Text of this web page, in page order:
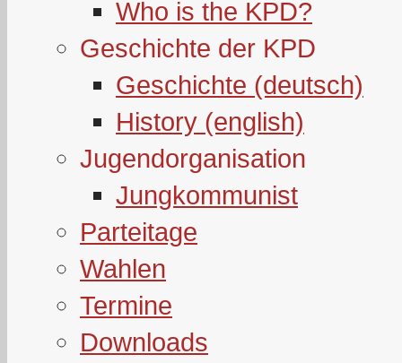
Who is the KPD?
Geschichte der KPD
Geschichte (deutsch)
History (english)
Jugendorganisation
Jungkommunist
Parteitage
Wahlen
Termine
Downloads